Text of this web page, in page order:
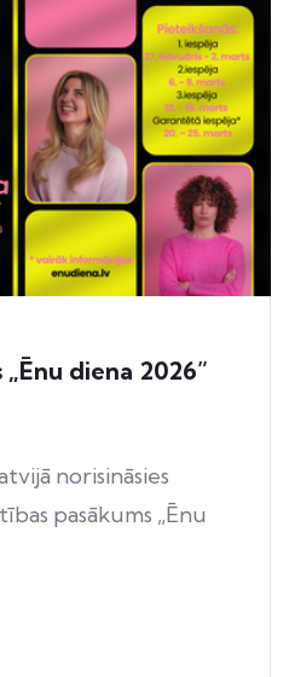
„Ēnu diena 2026”
norisināsies
pasākums „Ēnu